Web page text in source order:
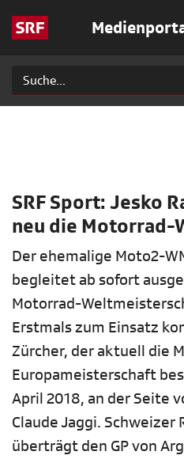
SRF Sport: Jesko
neu die Motorrad-
Der ehemalige Moto2-
begleitet ab sofort
Motorrad-
Erstmals zum Einsatz
Zürcher, der aktuell die
Europameisterschaft
April 2018, an der Seite
Claude Jaggi. Schweizer
überträgt den GP von